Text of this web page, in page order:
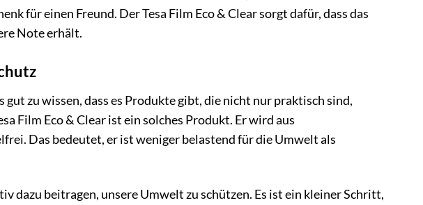
für einen Freund. Der Tesa Film Eco & Clear sorgt dafür, dass das
Note erhält.
zu wissen, dass es Produkte gibt, die nicht nur praktisch sind,
Film Eco & Clear ist ein solches Produkt. Er wird aus
Das bedeutet, er ist weniger belastend für die Umwelt als
dazu beitragen, unsere Umwelt zu schützen. Es ist ein kleiner Schritt,